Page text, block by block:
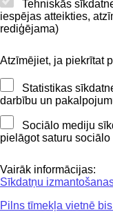
Tehniskās
iespējas atteikties,
rediģējama)
Atzīmējiet, ja piekrītat
Statistikas
darbību un
Sociālo mediju
pielāgot saturu
Vairāk informācijas:
Sīkdatņu
Pilns tīmekļa vietnē
Attēls. Atvērt
mājas".
Lietotājam tiek
lietas/
mājas", tikai
Lietu saraksts